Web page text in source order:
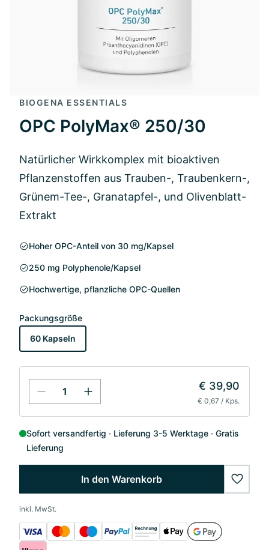
BIOGENA ESSENTIALS
OPC PolyMax® 250/30
Natürlicher Wirkkomplex mit bioaktiven
Pflanzenstoffen aus Trauben-, Traubenkern-,
Grünem-Tee-, Granatapfel-, und Olivenblatt-
Extrakt
Hoher OPC-Anteil von 30 mg/Kapsel
250 mg Polyphenole/Kapsel
Hochwertige, pflanzliche OPC-Quellen
Packungsgröße
60 Kapseln
€ 39,90
€ 0,67 / Kps.
Sofort versandfertig Lieferung 3-5 Werktage
Gratis
Lieferung
In den Warenkorb
inkl. MwSt.